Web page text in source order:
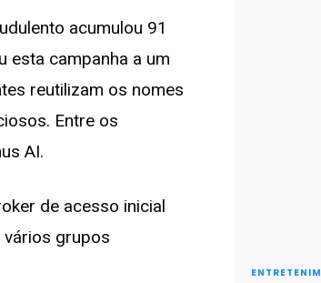
acumulou 91
esta campanha a um
reutilizam os nomes
Entre os
AI.
de acesso inicial
grupos